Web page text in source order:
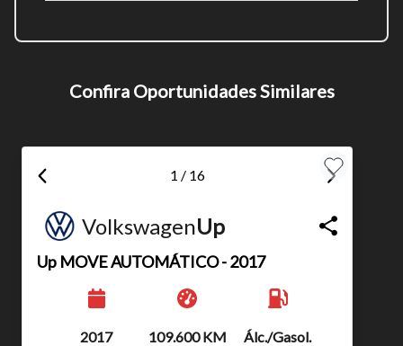
Para aumentar ou diminuir a fonte em nosso site, utilize os
atalhos Ctrl+ (para aumentar) e Ctrl- (para diminuir) no seu
Confira Oportunidades Similares
1 / 16
VolkswagenUp
Up MOVE AUTOMÁTICO - 2017
2017 109.600 KM Álc./Gasol.